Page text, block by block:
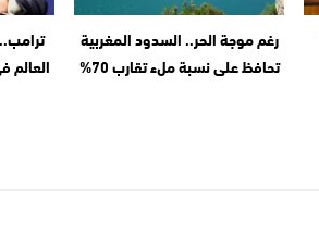
رغم موجة الحر.. السدود المغربية
تحافظ على نسبة ملء تقارب 70%
العالم